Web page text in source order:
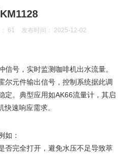
61 发布时间： 2025-12-02
号，实时监测咖啡机出水流量。
尔元件输出信号，控制系统据此调
定‌。典型应用如AK66流量计，其启
速响应需求‌。
如：
否完全打开，避免水压不足导致萃